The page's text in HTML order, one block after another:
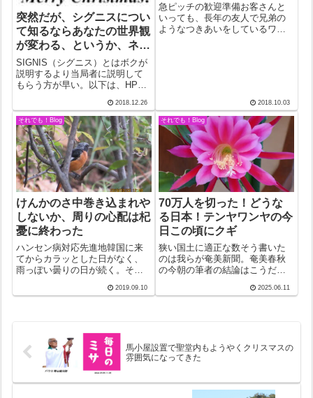
突然だが、シグニスについ
て知るならあなたの世界観
が変わる、というか、ネッ
ト観が変わる。
SIGNIS（シグニス）とはボクが
説明するより当局者に説明して
もらう方が早い。以下は、HPか
ス）とは、”印（しるし）”を意味
するラテン語です。SIGNISは、
バチカンの教皇庁広報評議会の
下に活動する世界的団体...
2018.12.26
急ピッチの歓迎準備お客さんと
いっても、長年の友人で兄弟の
ようなつきあいをしているワッ
2018.10.03
それでも！Blog
けんかのさ中巻き込まれや
しないか、周りの心配は杞
憂に終わった
ハンセン病対応先進地韓国に来
てからカラッとした日がなく、
雨っぽい曇りの日が続く。それ
ウォッチングが堪能できた。会
村”というラ...
2019.09.10
それでも！Blog
70万人を切った！どうな
る日本！テンヤワンヤの今
日この頃にクギ
狭い国土に適正な数そう書いた
のは我らが奄美新聞。奄美春秋
の今朝の筆者の結論はこうだ。
ら落ち着くと考え、順応してい
2025.06.11
馬小屋設置で聖堂内もようやくクリスマスの
雰囲気になってきた